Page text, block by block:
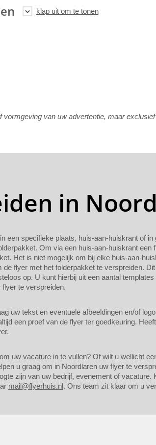
vormgeving van uw advertentie, maar exclusief
in
een specifieke plaats, huis-aan-huiskrant of
Om via een huis-aan-huiskrant een
Het is niet mogelijk om bij elke huis-aan-
flyer met het folderpakket te verspreiden.
op. U kunt hierbij uit een aantal
te verspreiden.
uw tekst en eventuele afbeeldingen en/of
een proef van de flyer ter goedkeuring.
uw vacature in te vullen? Of wilt u wellicht
u graag om in Noordlaren uw flyer te
zijn van uw bedrijf, evenement of vacature.
mail@flyerhuis.nl. Ons team zit klaar om u